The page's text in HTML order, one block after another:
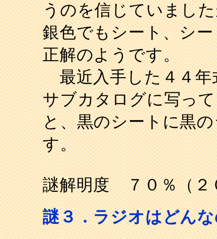
うのを信じていまし
銀色でもシート、シ
正解のようです。
最近入手した４４年
サブカタログに写っ
と、黒のシートに黒
す。
謎解明度 ７０％（２
謎３．ラジオはどん